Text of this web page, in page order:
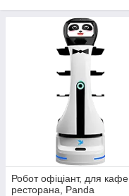
Робот офіціант, для кафе,
ресторана, Panda